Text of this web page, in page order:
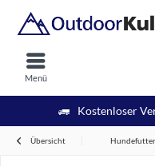
Kostenloser
Menü
Übersicht Hundefutter